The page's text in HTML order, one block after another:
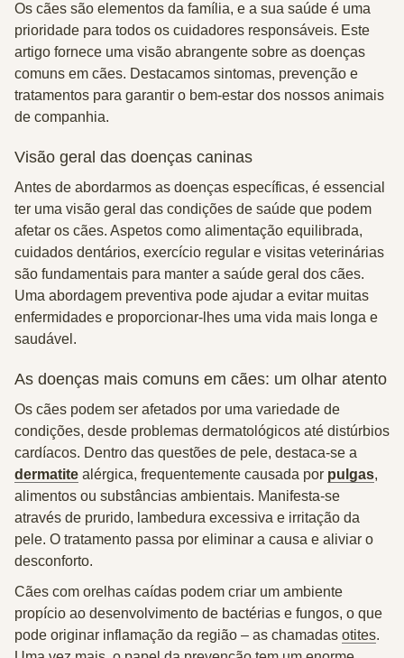
Os cães são elementos da família, e a sua saúde é uma
prioridade para todos os cuidadores responsáveis. Este
artigo fornece uma visão abrangente sobre as doenças
comuns em cães. Destacamos sintomas, prevenção e
tratamentos para garantir o bem-estar dos nossos animais
de companhia.
Visão geral das doenças caninas
Antes de abordarmos as doenças específicas, é essencial
ter uma visão geral das condições de saúde que podem
afetar os cães. Aspetos como alimentação equilibrada,
cuidados dentários, exercício regular e visitas veterinárias
são fundamentais para manter a saúde geral dos cães.
Uma abordagem preventiva pode ajudar a evitar muitas
enfermidades e proporcionar-lhes uma vida mais longa e
saudável.
As doenças mais comuns em cães: um olhar atento
Os cães podem ser afetados por uma variedade de
condições, desde problemas dermatológicos até distúrbios
cardíacos. Dentro das questões de pele, destaca-se a
dermatite alérgica, frequentemente causada por pulgas,
alimentos ou substâncias ambientais. Manifesta-se
através de prurido, lambedura excessiva e irritação da
pele. O tratamento passa por eliminar a causa e aliviar o
desconforto.
Cães com orelhas caídas podem criar um ambiente
propício ao desenvolvimento de bactérias e fungos, o que
pode originar inflamação da região – as chamadas otites.